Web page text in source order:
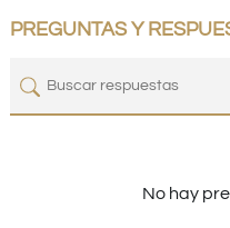
PREGUNTAS Y
No hay